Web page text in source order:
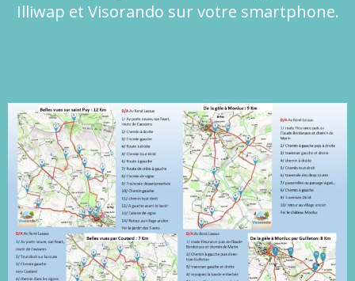
Illiwap et Visorando sur votre smartphone.